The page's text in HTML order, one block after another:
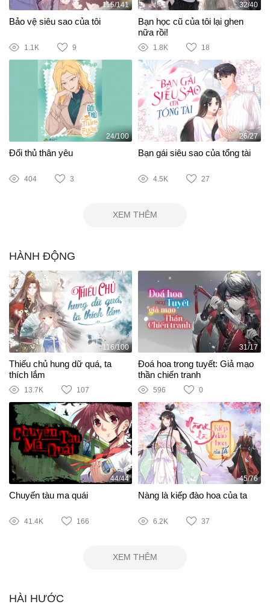
115/141
Bảo vệ siêu sao của tôi
1.1K 9
32/40
Bạn học cũ của tôi lại ghen
nữa rồi!
1.8K 18
24/100
Đối thủ thân yêu
404 3
26/27
Bạn gái siêu sao của tổng tài
4.5K 27
XEM THÊM
HÀNH ĐỘNG
116/100
Thiếu chủ hung dữ quá, ta
thích lắm
13.7K 107
31/17
Đoá hoa trong tuyết: Giả mạo
thần chiến tranh
596 0
44/44
Chuyến tàu ma quái
41.4K 166
45/76
Nàng là kiếp đào hoa của ta
6.2K 37
XEM THÊM
HÀI HƯỚC